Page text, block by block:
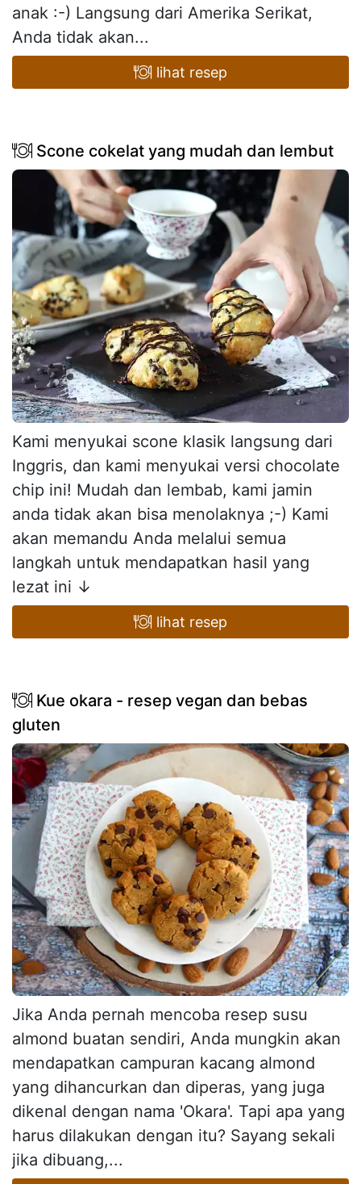
anak :-) Langsung dari Amerika Serikat,
Anda tidak akan...
lihat resep
Scone cokelat yang mudah dan lembut
Kami menyukai scone klasik langsung dari
Inggris, dan kami menyukai versi chocolate
chip ini! Mudah dan lembab, kami jamin
anda tidak akan bisa menolaknya ;-) Kami
akan memandu Anda melalui semua
langkah untuk mendapatkan hasil yang
lezat ini ↓
lihat resep
Kue okara - resep vegan dan bebas
gluten
Jika Anda pernah mencoba resep susu
almond buatan sendiri, Anda mungkin akan
mendapatkan campuran kacang almond
yang dihancurkan dan diperas, yang juga
dikenal dengan nama 'Okara'. Tapi apa yang
harus dilakukan dengan itu? Sayang sekali
jika dibuang,...